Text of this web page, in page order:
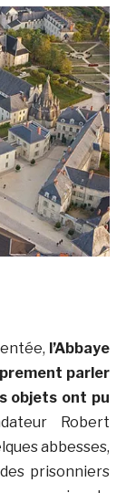
l’Abbaye
parler
objets ont pu
Robert
abbesses,
prisonniers